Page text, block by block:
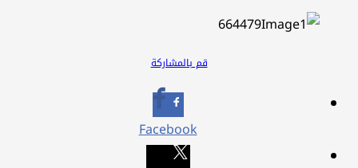
قم بالمشاركة
Facebook